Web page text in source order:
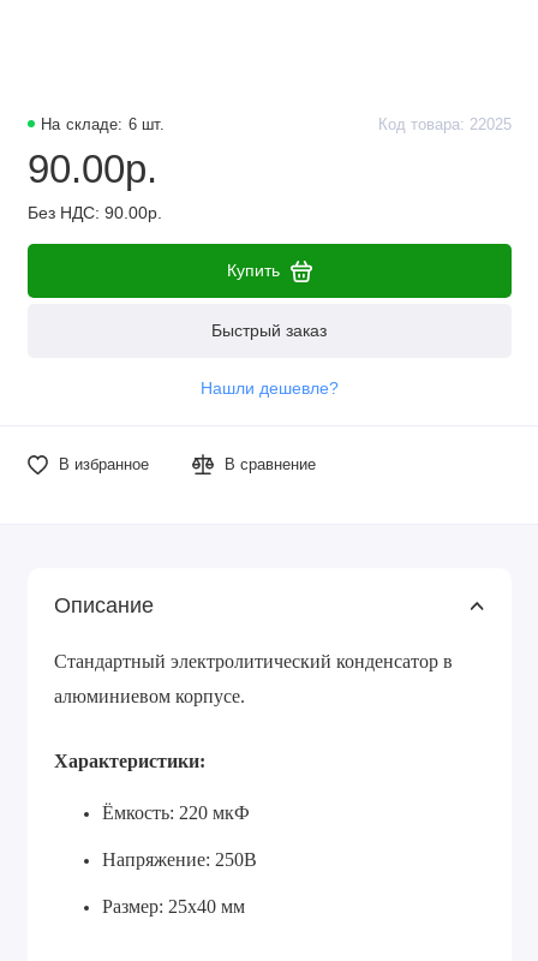
Резисторы
Реле
Стабилизаторы питания
Транзисторы
На складе: 6 шт. Код товара: 22025
90.00р.
Без НДС: 90.00р.
Купить
Быстрый заказ
Нашли дешевле?
В избранное В сравнение
Описание
Стандартный электролитический конденсатор в
алюминиевом корпусе.
Характеристики:
Ёмкость: 220 мкФ
Напряжение: 250В
Размер: 25х40 мм